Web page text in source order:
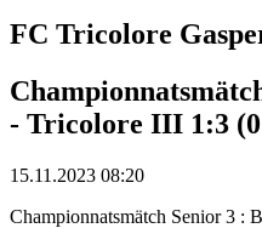
FC Tricolore
- Tricolore III 1:3
15.11.2023 08:20
Championnatsmätch Senior 3 :